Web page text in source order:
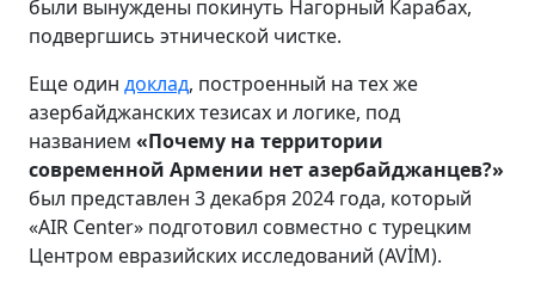
были вынуждены покинуть Нагорный Карабах,
подвергшись этнической чистке.
Еще один доклад, построенный на тех же
азербайджанских тезисах и логике, под
названием «Почему на территории
современной Армении нет азербайджанцев?»
был представлен 3 декабря 2024 года, который
«AIR Center» подготовил совместно с турецким
Центром евразийских исследований (AVİM).